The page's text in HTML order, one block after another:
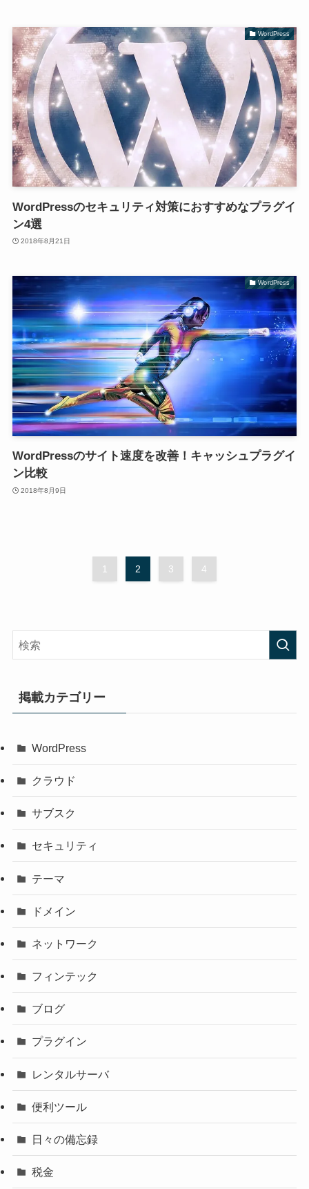
WordPress
WordPressのセキュリティ対策におすすめなプラグイ
ン4選
2018年8月21日
WordPress
WordPressのサイト速度を改善！キャッシュプラグイ
ン比較
2018年8月9日
1 2 3 4
掲載カテゴリー
WordPress
クラウド
サブスク
セキュリティ
テーマ
ドメイン
ネットワーク
フィンテック
ブログ
プラグイン
レンタルサーバ
便利ツール
日々の備忘録
税金